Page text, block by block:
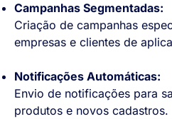
Campanhas Segmentadas:
Criação de campanhas
empresas e clientes de
Notificações Automáticas:
Envio de notificações para
produtos e novos cadastros.